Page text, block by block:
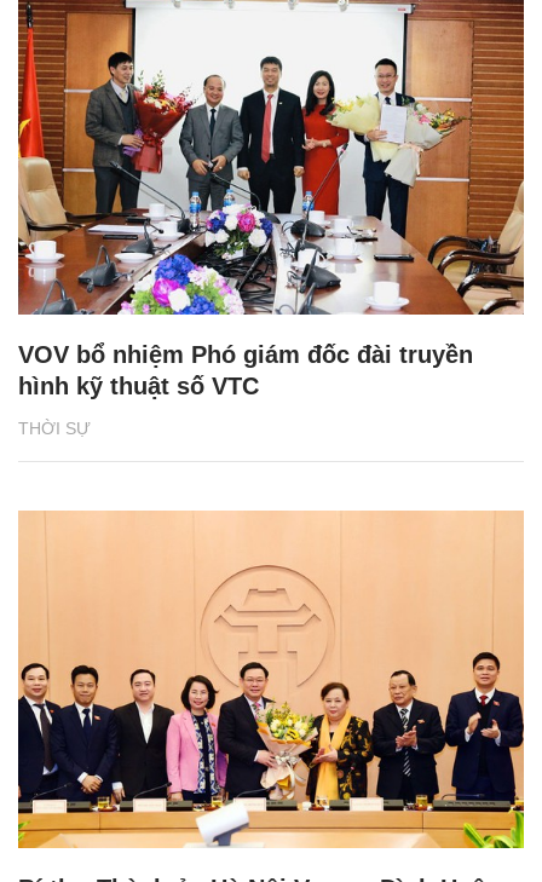
THỜI SỰ
VOV bổ nhiệm Phó giám đốc đài truyền
hình kỹ thuật số VTC